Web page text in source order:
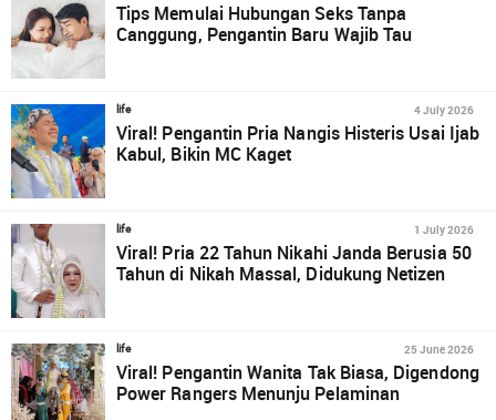
Tips Memulai Hubungan Seks Tanpa
Canggung, Pengantin Baru Wajib Tau
life 4 July 2026
Viral! Pengantin Pria Nangis Histeris Usai Ijab
Kabul, Bikin MC Kaget
life 1 July 2026
Viral! Pria 22 Tahun Nikahi Janda Berusia 50
Tahun di Nikah Massal, Didukung Netizen
life 25 June 2026
Viral! Pengantin Wanita Tak Biasa, Digendong
Power Rangers Menunju Pelaminan